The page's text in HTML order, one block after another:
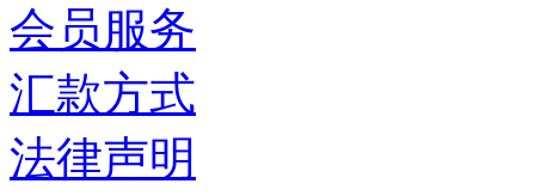
会员服务
汇款方式
法律声明